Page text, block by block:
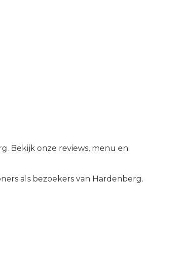
Bekijk onze reviews, menu en
als bezoekers van Hardenberg.